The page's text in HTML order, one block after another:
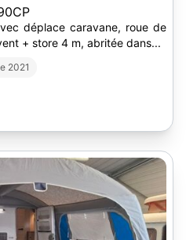
déplace caravane, roue de
+ store 4 m, abritée dans...
2021